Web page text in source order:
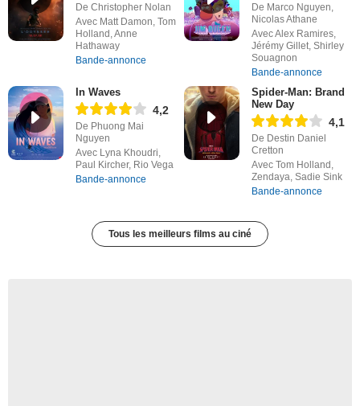
De Christopher Nolan
Avec Matt Damon, Tom
Holland, Anne
Hathaway
Bande-annonce
De Marco Nguyen,
Nicolas Athane
Avec Alex Ramires,
Jérémy Gillet, Shirley
Souagnon
Bande-annonce
In Waves
4,2
De Phuong Mai
Nguyen
Avec Lyna Khoudri,
Paul Kircher, Rio Vega
Bande-annonce
Spider-Man: Brand
New Day
4,1
De Destin Daniel
Cretton
Avec Tom Holland,
Zendaya, Sadie Sink
Bande-annonce
Tous les meilleurs films au ciné